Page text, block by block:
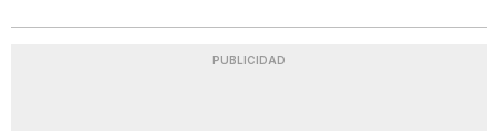
PUBLICIDAD